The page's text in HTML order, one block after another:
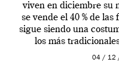
viven en diciembre su
se vende el 40 % de
sigue siendo una
los más
04 / 12